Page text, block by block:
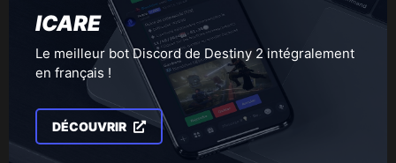
ICARE
Le meilleur bot Discord de Destiny 2 intégralement
en français !
DÉCOUVRIR